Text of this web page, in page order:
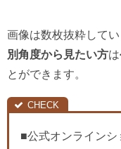
画像は数枚抜粋してい
別角度から見たい方は
とができます。
■公式オンラインシ